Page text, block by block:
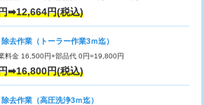
33,000円
8,800円～
➡12,664円(税込)
去作業（トーラー作業3ｍ迄）
料金 16,500円+部品代 0円=19,800円
➡16,800円(税込)
去作業（高圧洗浄3ｍ迄）